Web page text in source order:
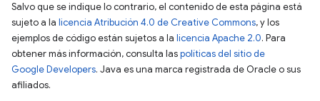
Salvo que se indique lo contrario, el contenido de esta página está
sujeto a la licencia Atribución 4.0 de Creative Commons, y los
ejemplos de código están sujetos a la licencia Apache 2.0. Para
obtener más información, consulta laspolíticas del sitio de
Google Developers. Java es una marca registrada de Oracle o sus
afiliados.